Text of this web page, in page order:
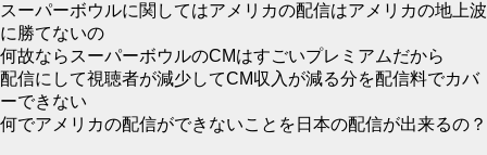
スーパーボウルに関してはアメリカの配信はアメリカの地上波
に勝てないの
何故ならスーパーボウルのCMはすごいプレミアムだから
配信にして視聴者が減少してCM収入が減る分を配信料でカバ
ーできない
何でアメリカの配信ができないことを日本の配信が出来るの？